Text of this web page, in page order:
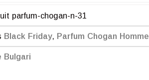
parfum-chogan-n-31
Black Friday, Parfum Chogan Homme
Bulgari